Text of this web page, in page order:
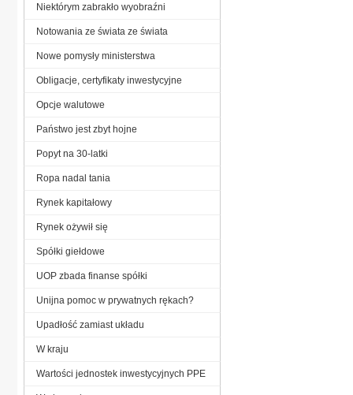
Niektórym zabrakło wyobraźni
Notowania ze świata ze świata
Nowe pomysły ministerstwa
Obligacje, certyfikaty inwestycyjne
Opcje walutowe
Państwo jest zbyt hojne
Popyt na 30-latki
Ropa nadal tania
Rynek kapitałowy
Rynek ożywił się
Spółki giełdowe
UOP zbada finanse spółki
Unijna pomoc w prywatnych rękach?
Upadłość zamiast układu
W kraju
Wartości jednostek inwestycyjnych PPE